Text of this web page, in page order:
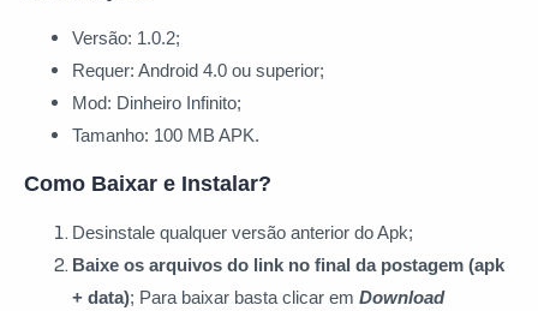
Versão: 1.0.2;
Requer: Android 4.0 ou superior;
Mod: Dinheiro Infinito;
Tamanho: 100 MB APK.
Como Baixar e Instalar?
Desinstale qualquer versão anterior do Apk;
Baixe os arquivos do link no final da postagem (apk
+ data); Para baixar basta clicar em Download